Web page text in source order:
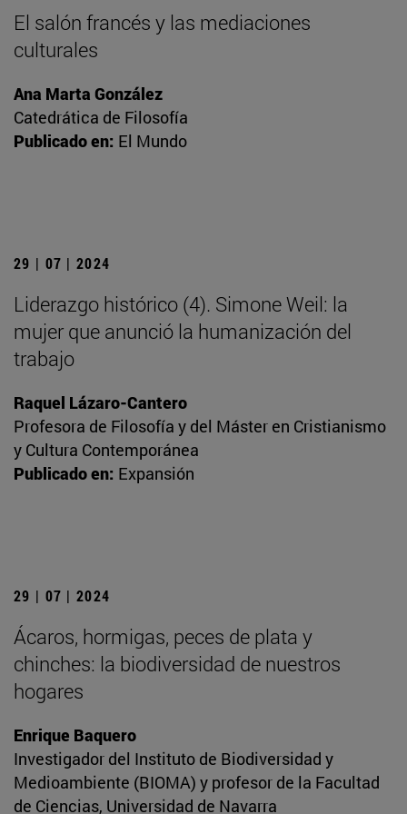
El salón francés y las mediaciones
culturales
Ana Marta González
Catedrática de Filosofía
Publicado en: El Mundo
29 | 07 | 2024
Liderazgo histórico (4). Simone Weil: la
mujer que anunció la humanización del
trabajo
Raquel Lázaro-Cantero
Profesora de Filosofía y del Máster en Cristianismo
y Cultura Contemporánea
Publicado en: Expansión
29 | 07 | 2024
Ácaros, hormigas, peces de plata y
chinches: la biodiversidad de nuestros
hogares
Enrique Baquero
Investigador del Instituto de Biodiversidad y
Medioambiente (BIOMA) y profesor de la Facultad
de Ciencias, Universidad de Navarra